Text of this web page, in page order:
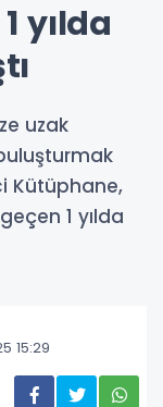
yılda
uzak
Kütüphane,
1 yılda
15:29